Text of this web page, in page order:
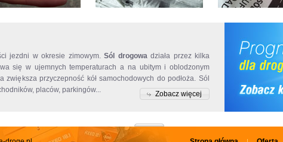
jezdni w okresie zimowym.Sól drogowadziała przez kilka
się w ujemnych temperaturach a na ubitym i oblodzonym
zwiększa przyczepność kół samochodowych do podłoża. Sól
placów, parkingów...
Zobacz więcej
Skład soli
Skład soli
przed
składzie
obniża koszty